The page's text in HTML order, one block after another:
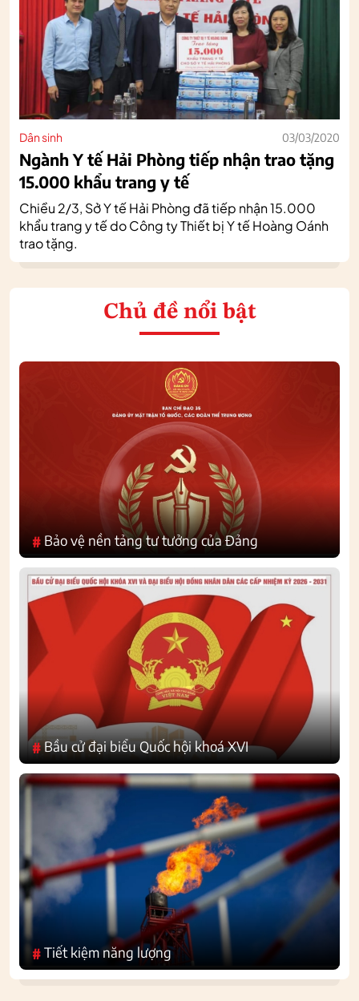
Dân sinh 03/03/2020
Ngành Y tế Hải Phòng tiếp nhận trao tặng
15.000 khẩu trang y tế
Chiều 2/3, Sở Y tế Hải Phòng đã tiếp nhận 15.000
khẩu trang y tế do Công ty Thiết bị Y tế Hoàng Oánh
trao tặng.
Chủ đề nổi bật
# Bảo vệ nền tảng tư tưởng của Đảng
#Bầu cử đại biểu Quốc hội khoá XVI
#Tiết kiệm năng lượng